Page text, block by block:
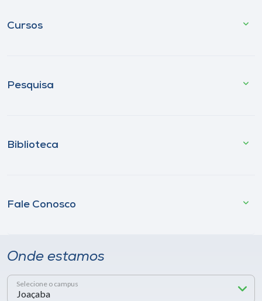
Cursos
Pesquisa
Biblioteca
Fale Conosco
Onde estamos
Selecione o campus